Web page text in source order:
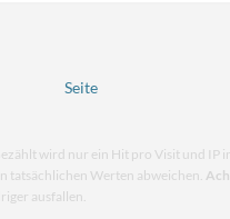
Seite
wird nur ein Hit pro Visit und IP
tatsächlichen Werten abweichen.
ausfallen.